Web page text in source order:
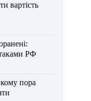
вартість
РФ
пора